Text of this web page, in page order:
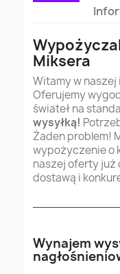
Miksera
Witamy w
Oferujemy
świateł na
wysyłką!
Żaden problem!
wypożyczenie o
naszej oferty już
dostawą i
Wynajem